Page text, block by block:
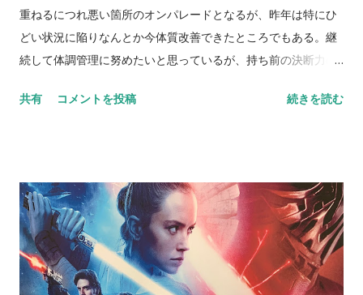
う）。 そんなことを書いていたら思い出した。前述の最終予選
はこの日韓戦を境に厳しい戦いへと落ち込んでいくわけだが、
まさに神のご加護のような他力本願がありプレーオフまで進出
つけもここまで来ると自分でも呆れてしまう。 NEVER
重ねるにつれ悪い箇所のオンパレードとなるが、昨年は特にひ
どい状況に陥りなんとか今体質改善できたところでもある。継
続して体調管理に努めたいと思っているが、持ち前の決断力の
いのか、僕が気づいていなかっただけか分からないが、施設を
きいのであろう。 人には改善できることろとどうしても改善で
きないところの二面性が存在する。特に、バイアスという病気
を患ってしまうとにっちもさっちもいかなくなるケースが多
い。当然自分で解決できる問題とできない問題多々あると思う
が、大半が思い込みか知識の不足によるものであると思う。 昨
共有 コメントを投稿 続きを読む